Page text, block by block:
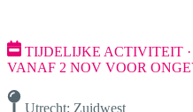
TIJDELIJKE ACTIVITEIT
VANAF 2 NOV VOOR
Utrecht: Zuidwest